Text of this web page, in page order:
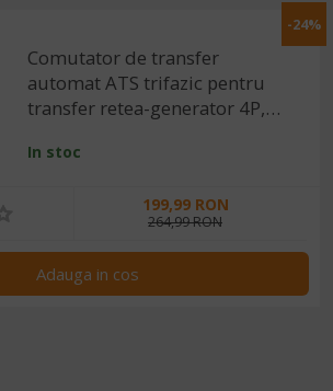
-24%
Comutator de transfer
automat ATS trifazic pentru
transfer retea-generator 4P,
In stoc
199,99 RON
264,99 RON
Adauga in cos